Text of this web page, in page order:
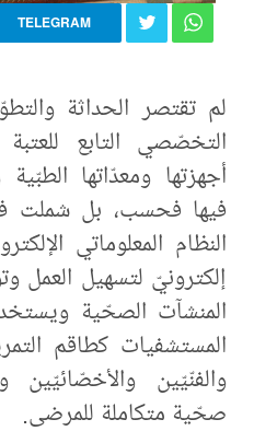
TELEGRAM
لم تقتصر الحداثة
التخصّصي التابع
أجهزتها ومعدّاتها الطبّية
فيها فحسب، بل شملت
إلكترونيّ لتسهيل العمل
المنشآت الصحّية
المستشفيات كطاقم
والفنّيّين
صحّية متكاملة للمرضى.